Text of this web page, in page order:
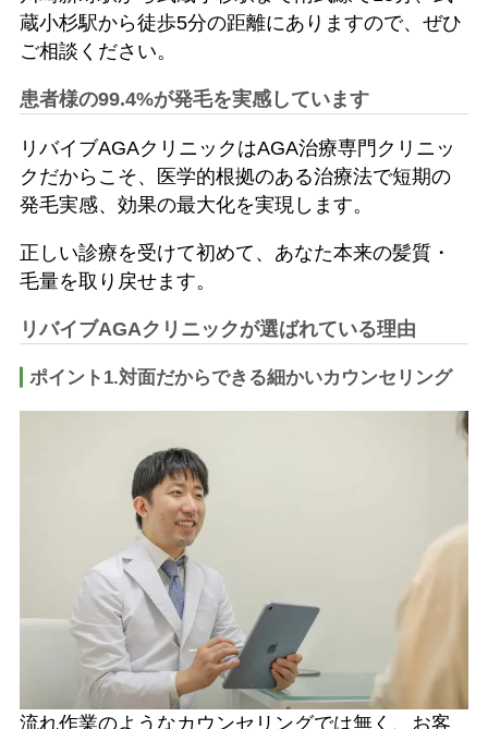
蔵小杉駅から徒歩5分の距離にありますので、ぜひ
ご相談ください。
患者様の99.4%が発毛を実感しています
リバイブAGAクリニックはAGA治療専門クリニッ
クだからこそ、医学的根拠のある治療法で短期の
発毛実感、効果の最大化を実現します。
正しい診療を受けて初めて、あなた本来の髪質・
毛量を取り戻せます。
リバイブAGAクリニックが選ばれている理由
ポイント1.対面だからできる細かいカウンセリング
​​流れ作業のようなカウンセリングでは無く、お客